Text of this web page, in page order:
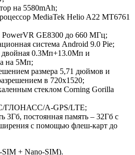
на 5580mAh;
MediaTek Helio A22 MT6761
PowerVR GE8300 до 660 МГц;
система Android 9.0 Pie;
двойная 0.3Мп+13.0Мп и
на 5Мп;
размера 5,71 дюймов и
в 720x1520;
стеклом Corning Gorilla
ГЛОНАСС/A-GPS/LTE;
3Гб, постоянная память – 32Гб с
с помощью флеш-карт до
+ Nano-SIM).